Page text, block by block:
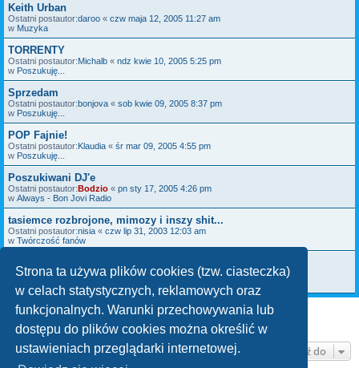
Strona ta używa plików cookies (tzw. ciasteczka)
w celach statystycznych, reklamowych oraz
funkcjonalnych. Warunki przechowywania lub
dostępu do plików cookies można określić w
ustawieniach przeglądarki internetowej.
Keith Urban
Ostatni postautor:daroo « czw maja 12, 2005 11:27 am
w Muzyka
TORRENTY
Ostatni postautor:Michalb « ndz kwie 10, 2005 5:25 pm
w Poszukuję...
Sprzedam
Ostatni postautor:bonjova « sob kwie 09, 2005 8:37 pm
w Poszukuję...
POP Fajnie!
Ostatni postautor:Klaudia « śr mar 09, 2005 4:55 pm
w Poszukuję...
Poszukiwani DJ'e
Ostatni postautor:Bodzio « pn sty 17, 2005 4:26 pm
w Always - Bon Jovi Radio
tasiemce rozbrojone, mimozy i inszy shit...
Ostatni postautor:nisia « czw lip 31, 2003 12:03 am
w Twórczość fanów
Ostatni postautor:MacAgga« pt sty 10, 2003 10:25 pm
Znaleziono 18 wyników •Strona1z1
Przejdź do